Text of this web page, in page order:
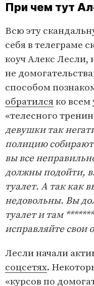
При чем тут
Всю эту
себя в телеграме
коуч Алекс
не
способом
обратилсяко
«телесного
девушки так
полицию
вы все
должны подойти,
туалет. А так как
недовольны. Вы
туалет и там
исправляйте свои
Лесли начали
соцсетях.
«курсов по